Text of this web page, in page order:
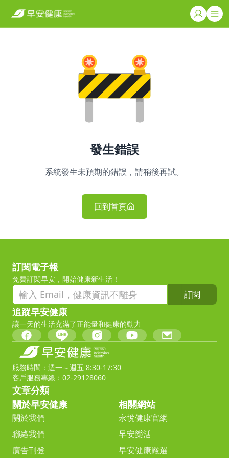
發生錯誤
系統發生未預期的錯誤，請稍後再試。
回到首頁
訂閱電子報
免費訂閱早安，開始健康新生活！
訂閱
追蹤早安健康
讓一天的生活充滿了正能量和健康的動力
服務時間：週一～週五 8:30-17:30
客戶服務專線：02-29128060
文章分類
關於早安健康
關於我們
聯絡我們
廣告刊登
相關網站
永悅健康官網
早安樂活
早安健康嚴選